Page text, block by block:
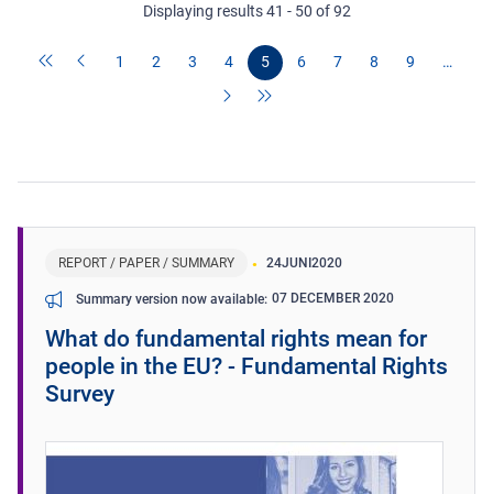
Displaying results 41 - 50 of 92
1 2 3 4 5 6 7 8 9 …
REPORT / PAPER / SUMMARY 24JUNI 2020
Summary version now available 07 DECEMBER 2020
What do fundamental rights mean for
people in the EU? - Fundamental Rights
Survey